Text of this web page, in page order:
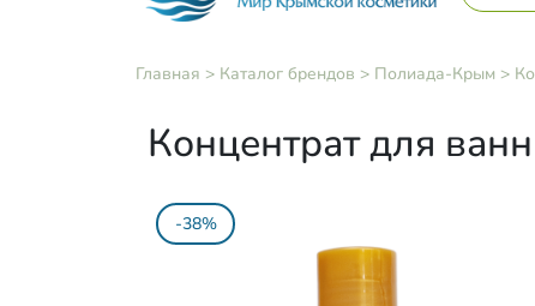
Главная > Каталог брендов > Полиада-Крым >
Концентрат для
-38%